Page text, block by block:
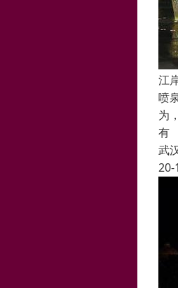
江
喷
为
有
武
20-